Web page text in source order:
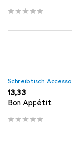
Schreibtisch
EUR
13,33
Bon Appétit